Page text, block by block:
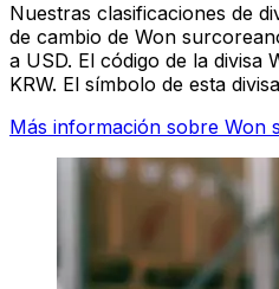
Nuestras clasificaciones de
de cambio de Won
a USD. El código de la divisa
KRW. El símbolo de esta
Más información sobre Won